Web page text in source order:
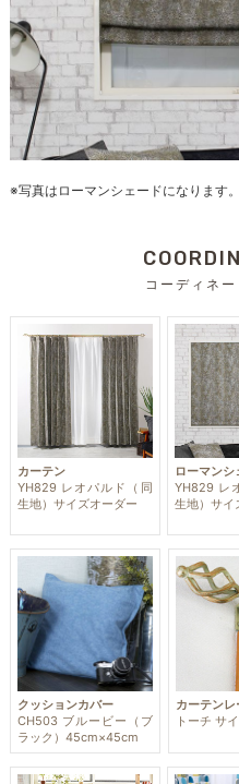
※写真はローマンシェードになります。
コーディネ
カーテン
YH829 レオパルド（同
生地）サイズオーダー
ローマンシ
YH829 レ
生地）サイ
クッションカバー
CH503 ブルービー（ブ
ラック）45cm×45cm
カーテンレ
トーチ サ